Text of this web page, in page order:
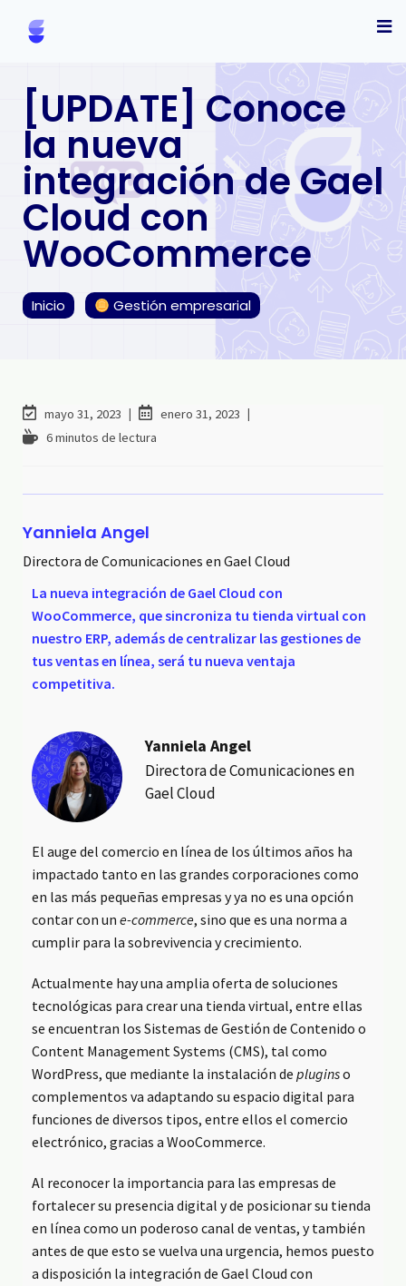
[UPDATE] Conoce
la nueva
integración de Gael
Cloud con
WooCommerce
Inicio Gestión empresarial
mayo 31, 2023
enero 31, 2023
6 minutos de lectura
Yanniela Angel
Directora de Comunicaciones en Gael Cloud
La nueva integración de Gael Cloud con
WooCommerce, que sincroniza tu tienda virtual con
nuestro ERP, además de centralizar las gestiones de
tus ventas en línea, será tu nueva ventaja
competitiva.
Yanniela Angel
Directora de Comunicaciones en
Gael Cloud
El auge del comercio en línea de los últimos años ha
impactado tanto en las grandes corporaciones como
en las más pequeñas empresas y ya no es una opción
contar con un e-commerce, sino que es una norma a
cumplir para la sobrevivencia y crecimiento.
Actualmente hay una amplia oferta de soluciones
tecnológicas para crear una tienda virtual, entre ellas
se encuentran los Sistemas de Gestión de Contenido o
Content Management Systems (CMS), tal como
WordPress, que mediante la instalación de pluginso
complementos va adaptando su espacio digital para
funciones de diversos tipos, entre ellos el comercio
electrónico, gracias a WooCommerce.
Al reconocer la importancia para las empresas de
fortalecer su presencia digital y de posicionar su tienda
en línea como un poderoso canal de ventas, y también
antes de que esto se vuelva una urgencia, hemos puesto
a disposición la integración de Gael Cloud con